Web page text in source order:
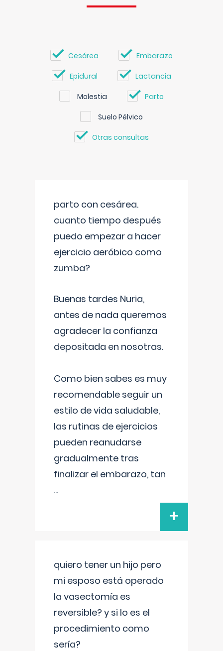
Cesárea Embarazo
Epidural Lactancia
Molestia Parto
Suelo Pélvico
Otras consultas
parto con cesárea.
cuanto tiempo después
puedo empezar a hacer
ejercicio aeróbico como
zumba?
Buenas tardes Nuria,
antes de nada queremos
agradecer la confianza
depositada en nosotras.
Como bien sabes es muy
recomendable seguir un
estilo de vida saludable,
las rutinas de ejercicios
pueden reanudarse
gradualmente tras
finalizar el embarazo, tan
...
+
quiero tener un hijo pero
mi esposo está operado
la vasectomía es
reversible? y si lo es el
procedimiento como
sería?